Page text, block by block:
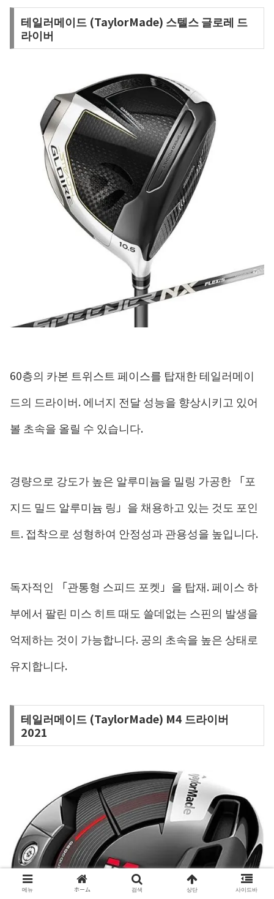
테일러메이드 (TaylorMade) 스텔스 글로레 드
라이버
60층의 카본 트위스트 페이스를 탑재한 테일러메이
드의 드라이버. 에너지 전달 성능을 향상시키고 있어
볼 초속을 올릴 수 있습니다.
경량으로 강도가 높은 알루미늄을 밀링 가공한 「포
지드 밀드 알루미늄 링」을 채용하고 있는 것도 포인
트. 접착으로 성형하여 안정성과 관용성을 높입니다.
독자적인 「관통형 스피드 포켓」을 탑재. 페이스 하
부에서 팔린 미스 히트 때도 쓸데없는 스핀의 발생을
억제하는 것이 가능합니다. 공의 초속을 높은 상태로
유지합니다.
테일러메이드 (TaylorMade) M4 드라이버
2021
메뉴 ホーム 검색 상단 사이드바